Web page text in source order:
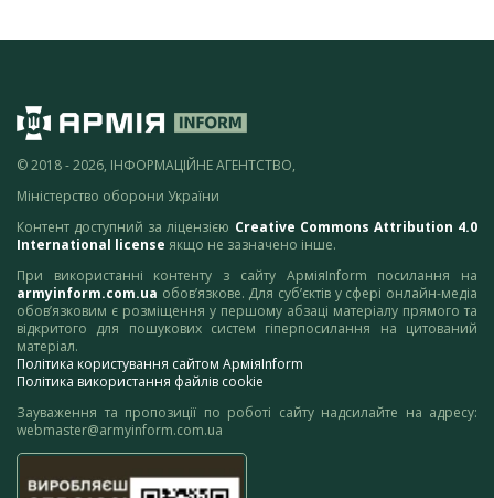
© 2018 - 2026, ІНФОРМАЦІЙНЕ АГЕНТСТВО,
Міністерство оборони України
Контент доступний за ліцензією Creative Commons Attribution 4.0
International license якщо не зазначено інше.
При використанні контенту з сайту АрміяInform посилання на
armyinform.com.ua обов’язкове. Для суб’єктів у сфері онлайн-медіа
обов’язковим є розміщення у першому абзаці матеріалу прямого та
відкритого для пошукових систем гіперпосилання на цитований
матеріал.
Політика користування сайтом АрміяInform
Політика використання файлів cookie
Зауваження та пропозиції по роботі сайту надсилайте на адресу:
webmaster@armyinform.com.ua